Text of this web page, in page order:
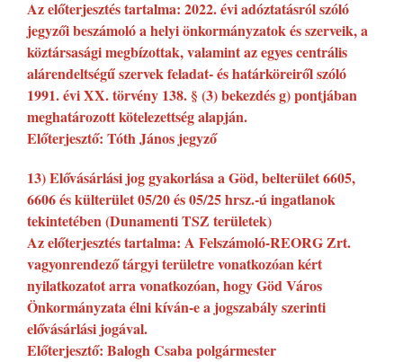
Az előterjesztés tartalma: 2022. évi adóztatásról szóló
jegyzői beszámoló a helyi önkormányzatok és szerveik, a
köztársasági megbízottak, valamint az egyes centrális
alárendeltségű szervek feladat- és határköreiről szóló
1991. évi XX. törvény 138. § (3) bekezdés g) pontjában
meghatározott kötelezettség alapján.
Előterjesztő: Tóth János jegyző
13) Elővásárlási jog gyakorlása a Göd, belterület 6605,
6606 és külterület 05/20 és 05/25 hrsz.-ú ingatlanok
tekintetében (Dunamenti TSZ területek)
Az előterjesztés tartalma: A Felszámoló-REORG Zrt.
vagyonrendező tárgyi területre vonatkozóan kért
nyilatkozatot arra vonatkozóan, hogy Göd Város
Önkormányzata élni kíván-e a jogszabály szerinti
elővásárlási jogával.
Előterjesztő: Balogh Csaba polgármester